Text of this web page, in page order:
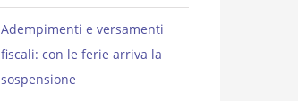
Adempimenti e versamenti
fiscali: con le ferie arriva la
sospensione